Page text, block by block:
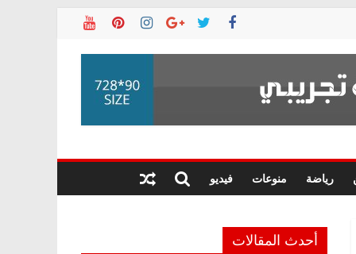
رياضة منوعات فيديو
أحدث المقالات